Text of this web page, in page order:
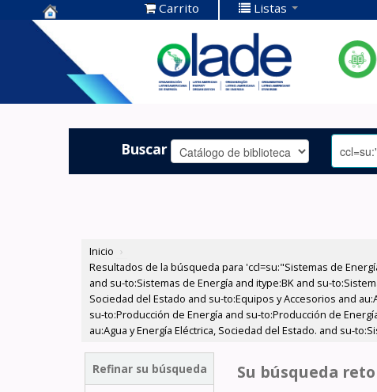
Centro de
Documentación
OLADE -
Carrito Listas
Buscar
Inicio ›
Resultados de la búsqueda para 'ccl=su:"Sistemas de
and su-to:Sistemas de Energía and itype:BK and su-
Sociedad del Estado and su-to:Equipos y Accesorios and
su-to:Producción de Energía and su-to:Producción de
au:Agua y Energía Eléctrica, Sociedad del Estado. and su-
Refinar su búsqueda Su búsqueda